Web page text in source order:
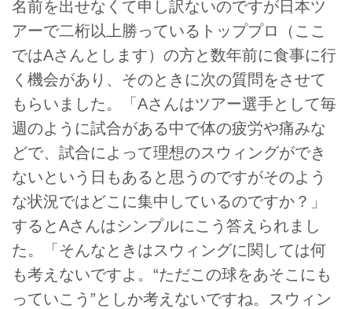
名前を出せなくて申し訳ないのですが日本ツ
アーで二桁以上勝っているトッププロ（ここ
ではAさんとします）の方と数年前に食事に行
く機会があり、そのときに次の質問をさせて
もらいました。「Aさんはツアー選手として毎
週のように試合がある中で体の疲労や痛みな
どで、試合によって理想のスウィングができ
ないという日もあると思うのですがそのよう
な状況ではどこに集中しているのですか？」
するとAさんはシンプルにこう答えられまし
た。「そんなときはスウィングに関しては何
も考えないですよ。“ただこの球をあそこにも
っていこう”としか考えないですね。スウィン